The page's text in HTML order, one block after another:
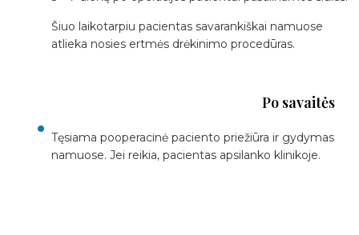
Šiuo laikotarpiu pacientas savarankiškai namuose
atlieka nosies ertmės drėkinimo procedūras.
Po savaitės
Tęsiama pooperacinė paciento priežiūra ir gydymas
namuose. Jei reikia, pacientas apsilanko klinikoje.